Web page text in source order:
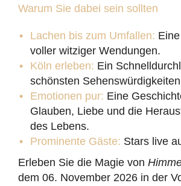
Warum Sie dabei sein sollten
Lachen bis zum Umfallen:
voller witziger Wendungen.
Köln erleben: Ein
schönsten
Emotionen pur: Eine
Glauben, Liebe und die
des Lebens.
Prominente Gäste: Stars live
Erleben Sie die Magie von
dem 06. November 2026 in der